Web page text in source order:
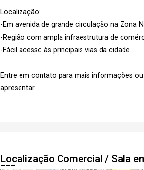
Localização:
-Em avenida de grande circulação na Zona
-Região com ampla infraestrutura de
-Fácil acesso às principais vias da cidade
Entre em contato para mais informações
apresentar
Localização Comercial / Sala